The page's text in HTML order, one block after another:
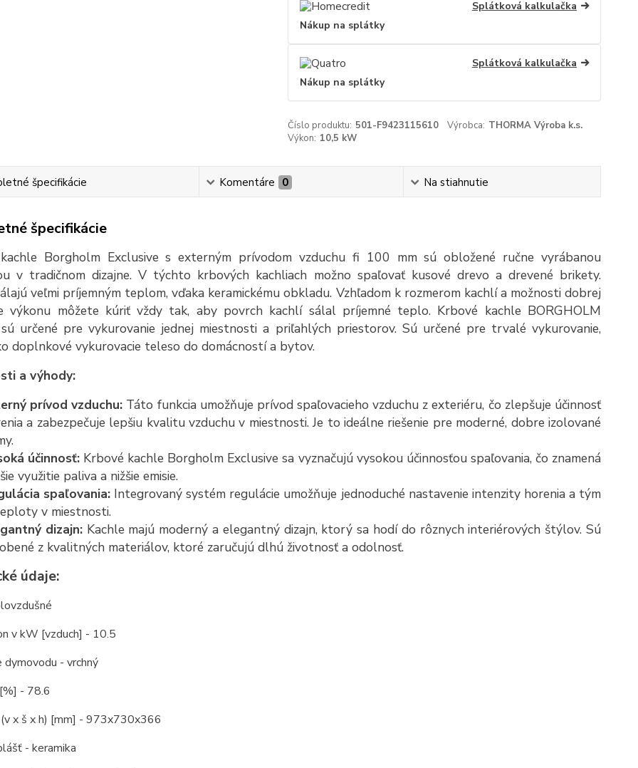
Splátková kalkulačka
Nákup na splátky
Splátková kalkulačka
Nákup na splátky
Číslo produktu: 501-F9423115610 Výrobca: THORMA Výroba k.s.
Výkon: 10,5 kW
špecifikácie Komentáre 0 Na stiahnutie
špecifikácie
Borgholm Exclusive s externým prívodom vzduchu fi 100 mm sú obložené ručne vyrábanou
v tradičnom dizajne. V týchto krbových kachliach možno spaľovať kusové drevo a drevené brikety.
veľmi príjemným teplom, vďaka keramickému obkladu. Vzhľadom k rozmerom kachlí a možnosti dobrej
výkonu môžete kúriť vždy tak, aby povrch kachlí sálal príjemné teplo. Krbové kachle BORGHOLM
určené pre vykurovanie jednej miestnosti a priľahlých priestorov. Sú určené pre trvalé vykurovanie,
doplnkové vykurovacie teleso do domácností a bytov.
a výhody:
prívod vzduchu: Táto funkcia umožňuje prívod spaľovacieho vzduchu z exteriéru, čo zlepšuje účinnosť
a zabezpečuje lepšiu kvalitu vzduchu v miestnosti. Je to ideálne riešenie pre moderné, dobre izolované
účinnosť: Krbové kachle Borgholm Exclusive sa vyznačujú vysokou účinnosťou spaľovania, čo znamená
využitie paliva a nižšie emisie.
spaľovania: Integrovaný systém regulácie umožňuje jednoduché nastavenie intenzity horenia a tým
v miestnosti.
dizajn:Kachle majú moderný a elegantný dizajn, ktorý sa hodí do rôznych interiérových štýlov. Sú
z kvalitných materiálov, ktoré zaručujú dlhú životnosť a odolnosť.
údaje:
v kW [vzduch] - 10.5
dymovodu - vrchný
- 78.6
x š x h) [mm] - 973x730x366
- keramika